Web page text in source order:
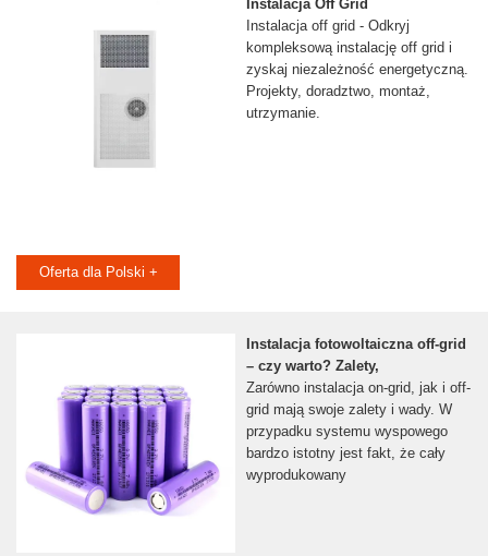
Instalacja Off Grid
Instalacja off grid - Odkryj
kompleksową instalację off grid i
zyskaj niezależność energetyczną.
Projekty, doradztwo, montaż,
utrzymanie.
Oferta dla Polski +
Instalacja fotowoltaiczna off-grid
– czy warto? Zalety,
Zarówno instalacja on-grid, jak i off-
grid mają swoje zalety i wady. W
przypadku systemu wyspowego
bardzo istotny jest fakt, że cały
wyprodukowany